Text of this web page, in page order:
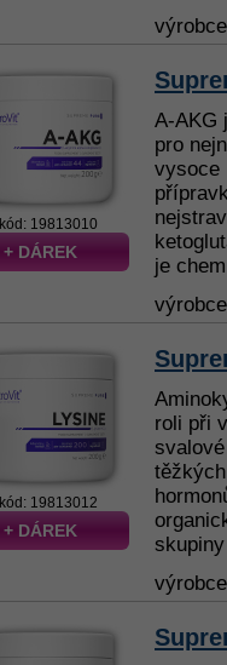
kód: 19813010
+ DÁREK
A-AKG
pro
vysoce
je
kód: 19813012
+ DÁREK
roli při